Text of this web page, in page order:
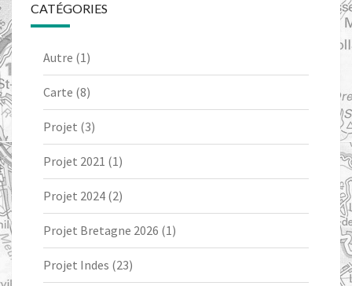
CATÉGORIES
Autre (1)
Carte (8)
Projet (3)
Projet 2021 (1)
Projet 2024 (2)
Projet Bretagne 2026 (1)
Projet Indes (23)